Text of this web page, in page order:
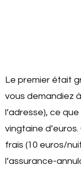
Le premier était
vous demandiez
l’adresse), ce
vingtaine
frais (10 euros/
l’assurance-